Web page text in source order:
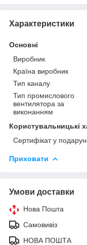
Характеристики
Основні
Виробник
Країна виробник
Тип каналу
Тип промислового
вентилятора за
виконанням
Користувальницькі
Сертифікат у
Приховати
Умови доставки
Нова Пошта
Самовивіз
НОВА ПОШТА